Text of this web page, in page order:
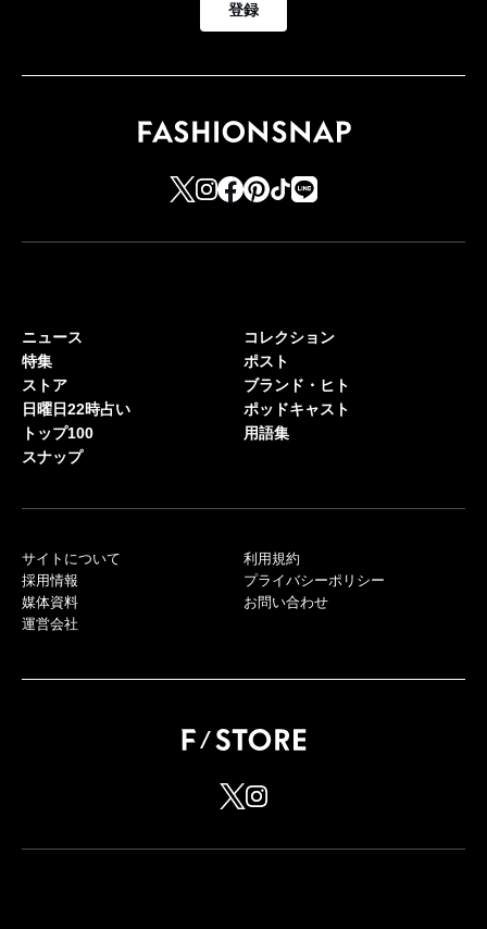
登録
ニュース
特集
ストア
日曜日22時占い
トップ100
スナップ
コレクション
ポスト
ブランド・ヒト
ポッドキャスト
用語集
サイトについて
採用情報
媒体資料
運営会社
利用規約
プライバシーポリシー
お問い合わせ